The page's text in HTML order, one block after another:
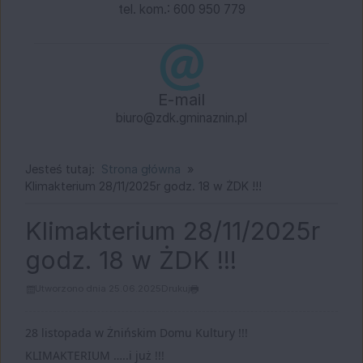
tel. kom.: 600 950 779
E-mail
biuro@zdk.gminaznin.pl
Jesteś tutaj:
Strona główna
Klimakterium 28/11/2025r godz. 18 w ŻDK !!!
Klimakterium 28/11/2025r
godz. 18 w ŻDK !!!
28 listopada w Żnińskim Domu Kultury !!!
KLIMAKTERIUM …..i już !!!